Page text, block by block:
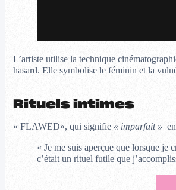
L’artiste utilise la technique
hasard. Elle symbolise le féminin et la
Rituels intimes
« FLAWED», qui signifie « imparfait »
« Je me suis aperçue que lorsque je
c’était un rituel futile que